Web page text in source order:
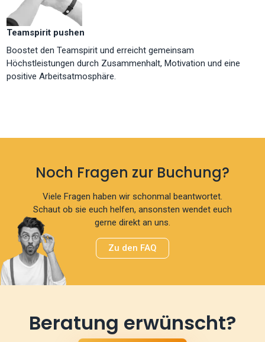
Teamspirit pushen
Boostet den Teamspirit und erreicht gemeinsam
Höchstleistungen durch Zusammenhalt, Motivation und eine
positive Arbeitsatmosphäre.
Noch Fragen zur Buchung?
Viele Fragen haben wir schonmal beantwortet.
Schaut ob sie euch helfen, ansonsten wendet euch
gerne direkt an uns.
Zu den FAQ
Beratung erwünscht?